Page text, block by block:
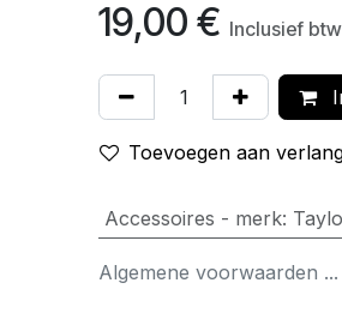
19,00 € Inclusief btw
Toevoegen aan
Accessoires - merk:
Algemene voorwaarden ...